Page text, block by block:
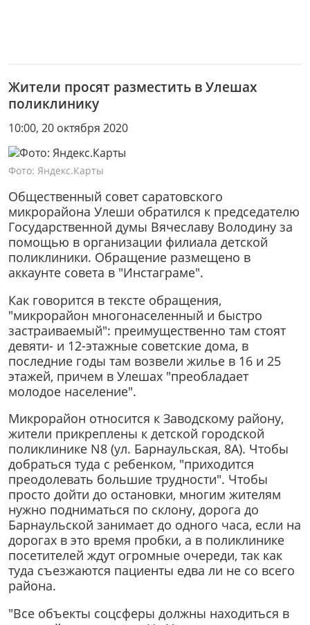
Жители просят разместить в Улешах
поликлинику
10:00, 20 октября 2020
Фото: Яндекс.Карты
Общественный совет саратовского
микрорайона Улеши обратился к председателю
Государственной думы Вячеславу Володину за
помощью в организации филиала детской
поликлиники. Обращение размещено в
аккаунте совета в "Инстаграме".
Как говорится в тексте обращения,
"микрорайон многонаселенный и быстро
застраиваемый": преимущественно там стоят
девяти- и 12-этажные советские дома, в
последние годы там возвели жилье в 16 и 25
этажей, причем в Улешах "преобладает
молодое население".
Микрорайон относится к Заводскому району,
жители прикреплены к детской городской
поликлинике N8 (ул. Барнаульская, 8А). Чтобы
добраться туда с ребенком, "приходится
преодолевать большие трудности". Чтобы
просто дойти до остановки, многим жителям
нужно подниматься по склону, дорога до
Барнаульской занимает до одного часа, если на
дорогах в это время пробки, а в поликлинике
посетителей ждут огромные очереди, так как
туда съезжаются пациенты едва ли не со всего
района.
"Все объекты соцсферы должны находиться в